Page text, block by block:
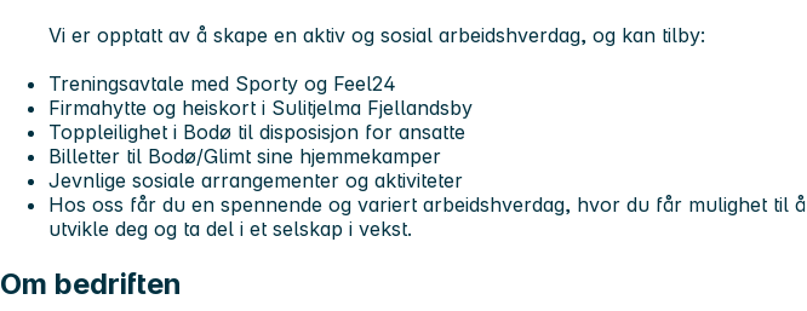
Vi er opptatt av å skape en aktiv og sosial arbeidshverdag, og kan tilby:
Treningsavtale med Sporty og Feel24
Firmahytte og heiskort i Sulitjelma Fjellandsby
Toppleilighet i Bodø til disposisjon for ansatte
Billetter til Bodø/Glimt sine hjemmekamper
Jevnlige sosiale arrangementer og aktiviteter
Hos oss får du en spennende og variert arbeidshverdag, hvor du får mulighet til å
utvikle deg og ta del i et selskap i vekst.
Om bedriften